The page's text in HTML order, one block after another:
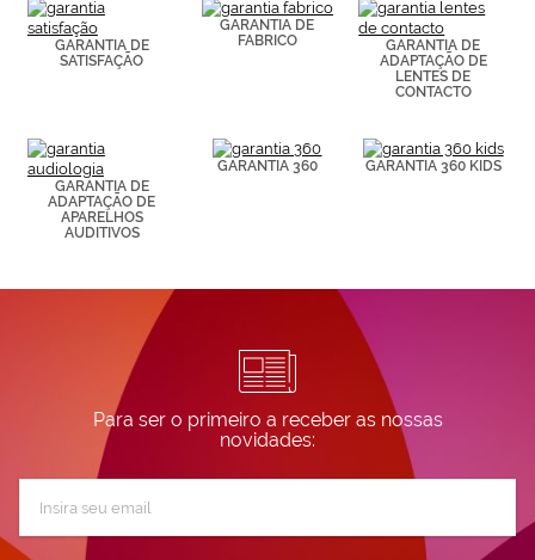
Puedes
consultar más
información en
nuestra
GARANTIA DE
SATISFAÇÃO
GARANTIA DE
FABRICO
GARANTIA DE
ADAPTAÇÃO DE
LENTES DE
CONTACTO
GARANTIA DE
ADAPTAÇÃO DE
APARELHOS
AUDITIVOS
GARANTIA 360 GARANTIA 360 KIDS
Para ser o primeiro a receber as nossas
novidades:
Newsletter: